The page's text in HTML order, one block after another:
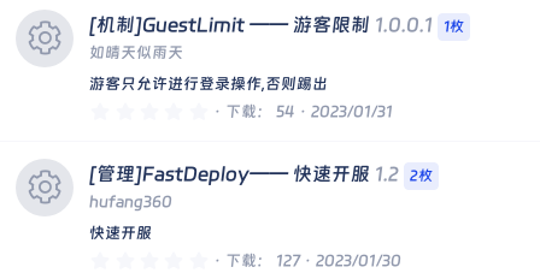
图
0
星
源
图
[机制]GuestLimit —— 游客限制 1.0.0.1 1枚
如晴天似雨天
游客只允许进行登录操作,否则踢出
0
星
下载 54 2023/01/31
[管理]FastDeploy—— 快速开服 1.2 2枚
hufang360
快速开服
0 下载 127 2023/01/30